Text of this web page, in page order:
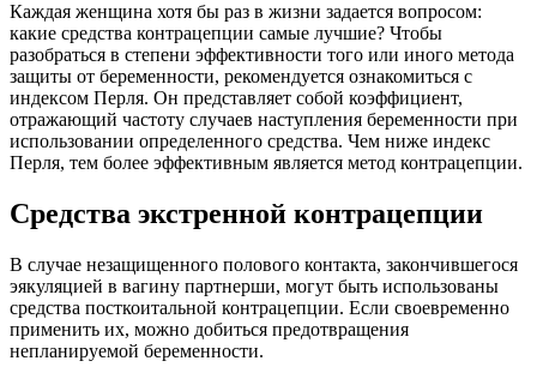
Каждая женщина хотя бы раз в жизни задается вопросом:
какие средства контрацепции самые лучшие? Чтобы
разобраться в степени эффективности того или иного метода
защиты от беременности, рекомендуется ознакомиться с
индексом Перля. Он представляет собой коэффициент,
отражающий частоту случаев наступления беременности при
использовании определенного средства. Чем ниже индекс
Перля, тем более эффективным является метод контрацепции.
Средства экстренной контрацепции
В случае незащищенного полового контакта, закончившегося
эякуляцией в вагину партнерши, могут быть использованы
средства посткоитальной контрацепции. Если своевременно
применить их, можно добиться предотвращения
непланируемой беременности.